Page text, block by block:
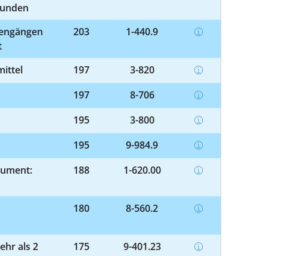
203 1-440.9
197
3-820
197
8-706
195
3-800
195
9-984.9
188 1-620.00
180 8-560.2
als 2
175 9-401.23